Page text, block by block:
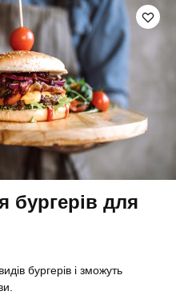
бургерів для
бургерів і зможуть